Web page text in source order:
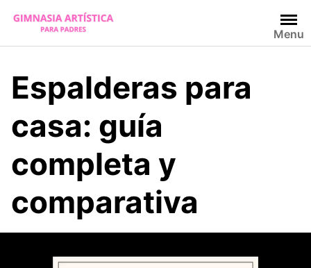
Menu
Espalderas para
casa: guía
completa y
comparativa